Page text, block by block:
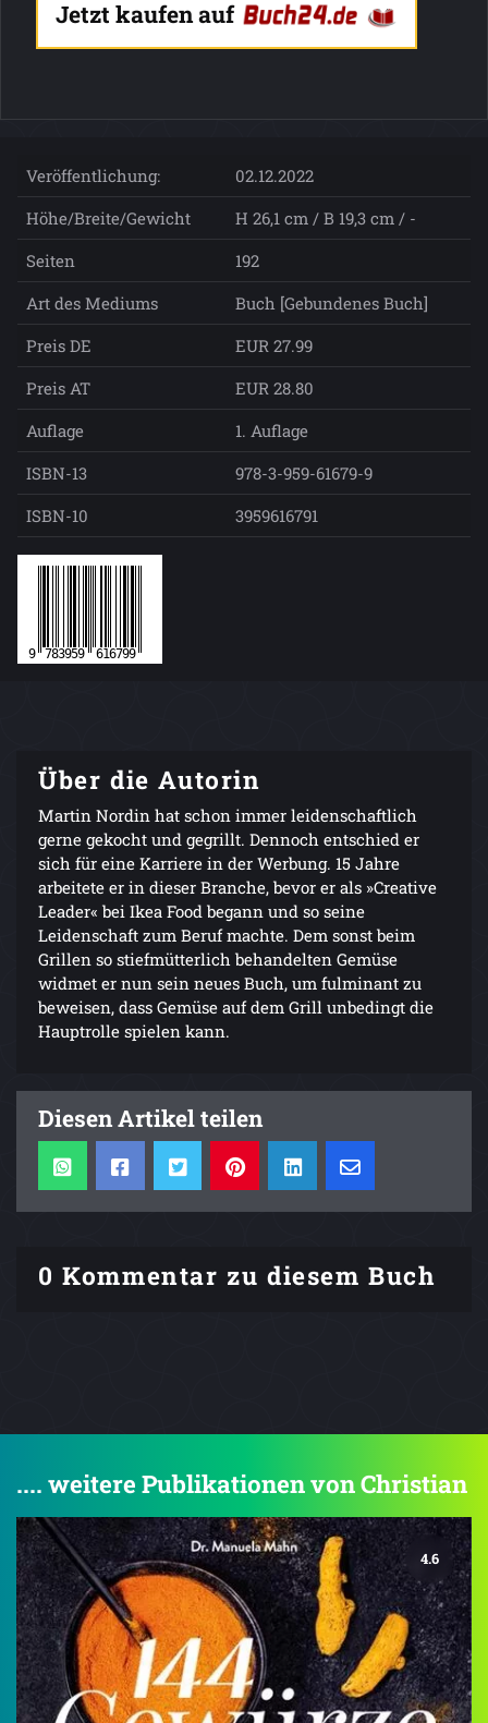
Jetzt kaufen auf
Veröffentlichung:
02.12.2022
Höhe/Breite/Gewicht
H 26,1 cm / B 19,3 cm / -
Seiten
192
Art des Mediums
Buch [Gebundenes Buch]
Preis DE
EUR 27.99
Preis AT
EUR 28.80
Auflage
1. Auflage
ISBN-13
978-3-959-61679-9
ISBN-10
3959616791
Über die Autorin
Martin Nordin hat schon immer leidenschaftlich
gerne gekocht und gegrillt. Dennoch entschied er
sich für eine Karriere in der Werbung. 15 Jahre
arbeitete er in dieser Branche, bevor er als »Creative
Leader« bei Ikea Food begann und so seine
Leidenschaft zum Beruf machte. Dem sonst beim
Grillen so stiefmütterlich behandelten Gemüse
widmet er nun sein neues Buch, um fulminant zu
beweisen, dass Gemüse auf dem Grill unbedingt die
Hauptrolle spielen kann.
Diesen Artikel teilen
0 Kommentar zu diesem Buch
.... weitere Publikationen von Christian
4.6